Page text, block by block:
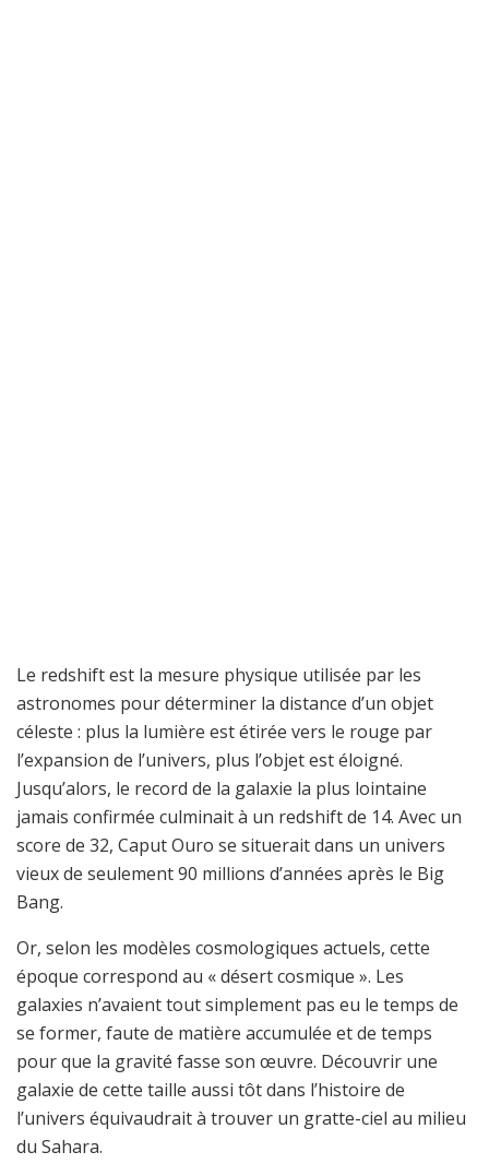
Le redshift est la mesure physique utilisée par les
astronomes pour déterminer la distance d’un objet
céleste : plus la lumière est étirée vers le rouge par
l’expansion de l’univers, plus l’objet est éloigné.
Jusqu’alors, le record de la galaxie la plus lointaine
jamais confirmée culminait à un redshift de 14. Avec un
score de 32, Caput Ouro se situerait dans un univers
vieux de seulement 90 millions d’années après le Big
Bang.
Or, selon les modèles cosmologiques actuels, cette
époque correspond au « désert cosmique ». Les
galaxies n’avaient tout simplement pas eu le temps de
se former, faute de matière accumulée et de temps
pour que la gravité fasse son œuvre. Découvrir une
galaxie de cette taille aussi tôt dans l’histoire de
l’univers équivaudrait à trouver un gratte-ciel au milieu
du Sahara.